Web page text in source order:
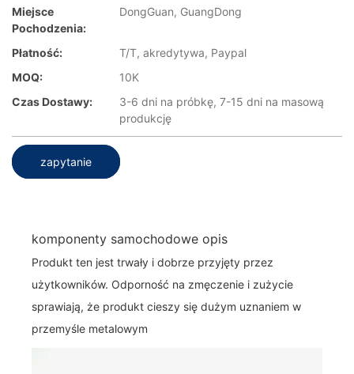
Miejsce
Pochodzenia:
DongGuan, GuangDong
Płatność:
T/T, akredytywa, Paypal
MOQ:
10K
Czas Dostawy:
3-6 dni na próbkę, 7-15 dni na masową
produkcję
zapytanie
komponenty samochodowe opis
Produkt ten jest trwały i dobrze przyjęty przez
użytkowników. Odporność na zmęczenie i zużycie
sprawiają, że produkt cieszy się dużym uznaniem w
przemyśle metalowym